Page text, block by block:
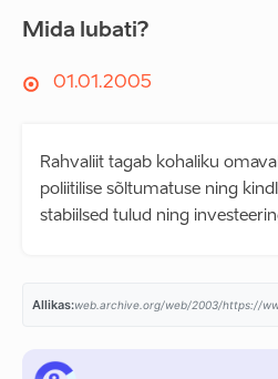
Mida lubati?
01.01.2005
Rahvaliit tagab kohaliku
poliitilise sõltumatuse ning
stabiilsed tulud ning
Allikas: